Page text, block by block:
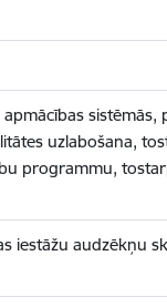
sistēmās,
uzlabošana,
programmu,
iestāžu audzēkņu